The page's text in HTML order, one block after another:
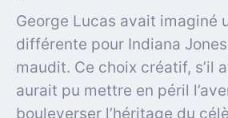
George Lucas avait imaginé
différente pour Indiana
maudit. Ce choix créatif, s’il
aurait pu mettre en péril
bouleverser l’héritage du